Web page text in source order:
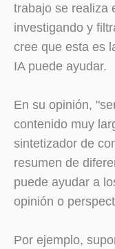
trabajo se realiza
investigando y
cree que esta es
IA puede ayudar.
En su opinión,
contenido muy
sintetizador de
resumen de
puede ayudar a
opinión o
Por ejemplo,